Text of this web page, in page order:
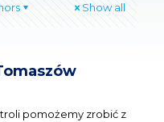
Show all
pomożemy zrobić z